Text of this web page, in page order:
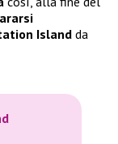
Islandda